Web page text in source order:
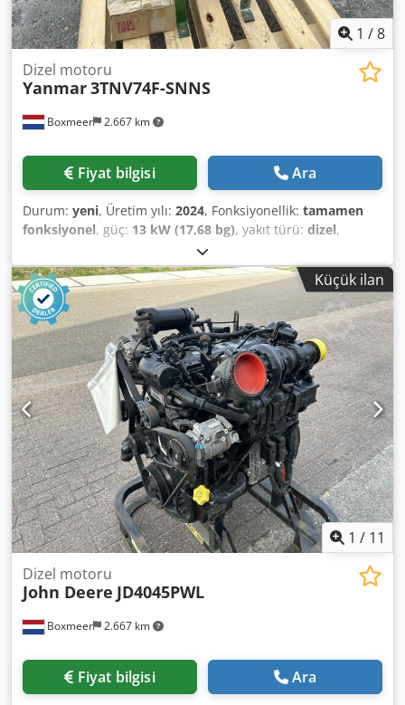
5556 1x karşı ağırlık 573-3553
1 /8
Boxmeer 2.667 km
Dizel motoru
Yanmar3TNV74F-SNNS
Fiyat bilgisi Ara
Durum: yeni, Üretim yılı: 2024, Fonksiyonellik: tamamen
fonksiyonel, güç: 13 kW (17,68 bg), yakıt türü: dizel,
, nominal güç:13 kW (17,68 bg)
ağırlık:102 kg, soğutma tipi:su, Marka: Yanmar Model:
3TNV74F-SNNS Dsdpfeytf Skjx Ag Seck Üretim Yılı: 2024,
Kullanılmamış Seri No: Talep üzerine Kapasite (kW): 13,7
maks. Yakıt: Dizel Devr/dak: 3000 Boyutlar UxGxY (mm): 530
x 460 x 560 Ağırlık (kg): Yaklaşık 102 Stoktaki Adet: 10
Menşei: Japonya Açıklamalar: Makine tipi endüstriyel
motor, Yeni, stokta birden fazla mevcut
Küçük ilan
1 / 11
Boxmeer 2.667 km
Dizel motoru
John Deere JD4045PWL
Fiyat bilgisi Ara